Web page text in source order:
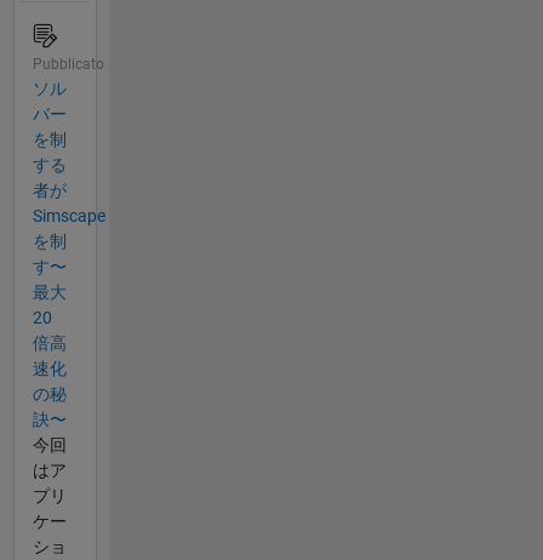
Pubblicato
ソル
バー
を制
する
者が
Simscape
を制
す〜
最大
20
倍高
速化
の秘
訣〜
今回
はア
プリ
ケー
ショ